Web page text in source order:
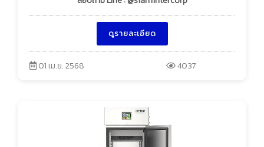
ดูรายละเอียด
01 เม.ย. 2568 4037